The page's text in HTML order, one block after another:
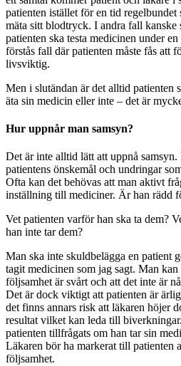
patienten istället för en tid
mäta sitt blodtryck. I andra fall kanske
patienten ska testa medicinen under
förstås fall där patienten måste fås att
livsviktig.
Men i slutändan är det alltid patienten
äta sin medicin eller inte – det är
Hur uppnår man samsyn?
Det är inte alltid lätt att uppnå
patientens önskemål och undringar
Ofta kan det behövas att man aktivt
inställning till mediciner. Är han rädd
Vet patienten varför han ska ta dem?
han inte tar dem?
Man ska inte skuldbelägga en patient
tagit medicinen som jag sagt. Man
följsamhet är svårt och att det inte är
Det är dock viktigt att patienten är
det finns annars risk att läkaren höjer
resultat vilket kan leda till
patienten tillfrågats om han tar sin
Läkaren bör ha markerat till patienten
följsamhet.